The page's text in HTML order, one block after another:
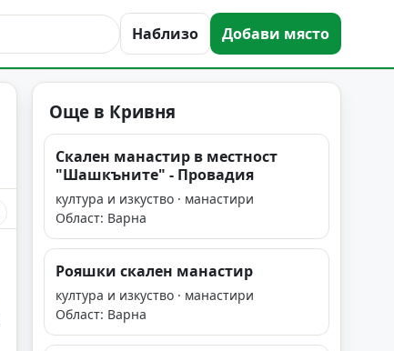
Наблизо Добави място
Още в Кривня
Скален манастир в местност
"Шашкъните" - Провадия
култура и изкуство · манастири
Област: Варна
Рояшки скален манастир
култура и изкуство · манастири
Област: Варна